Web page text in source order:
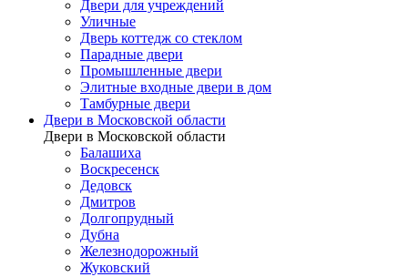
Двери для учреждений
Уличные
Дверь коттедж со стеклом
Парадные двери
Промышленные двери
Элитные входные двери в дом
Тамбурные двери
Двери в Московской области
Двери в Московской области
Балашиха
Воскресенск
Дедовск
Дмитров
Долгопрудный
Дубна
Железнодорожный
Жуковский